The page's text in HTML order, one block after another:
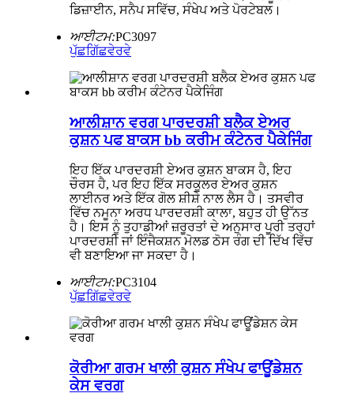
ਡਿਜ਼ਾਈਨ, ਸਨੈਪ ਸਵਿੱਚ, ਸੰਖੇਪ ਅਤੇ ਪੋਰਟੇਬਲ।
ਆਈਟਮ:PC3097
ਪੁੱਛਗਿੱਛਵੇਰਵੇ
ਆਲੀਸ਼ਾਨ ਵਰਗ ਪਾਰਦਰਸ਼ੀ ਬਲੈਕ ਏਅਰ
ਕੁਸ਼ਨ ਪਫ ਬਾਕਸ bb ਕਰੀਮ ਕੰਟੇਨਰ ਪੈਕੇਜਿੰਗ
ਇਹ ਇੱਕ ਪਾਰਦਰਸ਼ੀ ਏਅਰ ਕੁਸ਼ਨ ਬਾਕਸ ਹੈ, ਇਹ
ਚੌਰਸ ਹੈ, ਪਰ ਇਹ ਇੱਕ ਸਰਕੂਲਰ ਏਅਰ ਕੁਸ਼ਨ
ਲਾਈਨਰ ਅਤੇ ਇੱਕ ਗੋਲ ਸ਼ੀਸ਼ੇ ਨਾਲ ਲੈਸ ਹੈ। ਤਸਵੀਰ
ਵਿੱਚ ਨਮੂਨਾ ਅਰਧ ਪਾਰਦਰਸ਼ੀ ਕਾਲਾ, ਬਹੁਤ ਹੀ ਉੱਨਤ
ਹੈ। ਇਸ ਨੂੰ ਤੁਹਾਡੀਆਂ ਜ਼ਰੂਰਤਾਂ ਦੇ ਅਨੁਸਾਰ ਪੂਰੀ ਤਰ੍ਹਾਂ
ਪਾਰਦਰਸ਼ੀ ਜਾਂ ਇੰਜੈਕਸ਼ਨ ਮੋਲਡ ਠੋਸ ਰੰਗ ਦੀ ਦਿੱਖ ਵਿੱਚ
ਵੀ ਬਣਾਇਆ ਜਾ ਸਕਦਾ ਹੈ।
ਆਈਟਮ:PC3104
ਪੁੱਛਗਿੱਛਵੇਰਵੇ
ਕੋਰੀਆ ਗਰਮ ਖਾਲੀ ਕੁਸ਼ਨ ਸੰਖੇਪ ਫਾਊਂਡੇਸ਼ਨ
ਕੇਸ ਵਰਗ